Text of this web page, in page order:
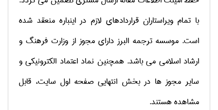
با تمام ویراستاران قراردادهای لازم در اینباره منعقد شده
است. موسسه ترجمه البرز دارای مجوز از وزارت فرهنگ و
ارشاد اسلامی می باشد. همچنین نماد اعتماد الکترونیکی و
سایر مجوز ها در بخش انتهایی صفحه اول سایت، قابل
مشاهده هستند.